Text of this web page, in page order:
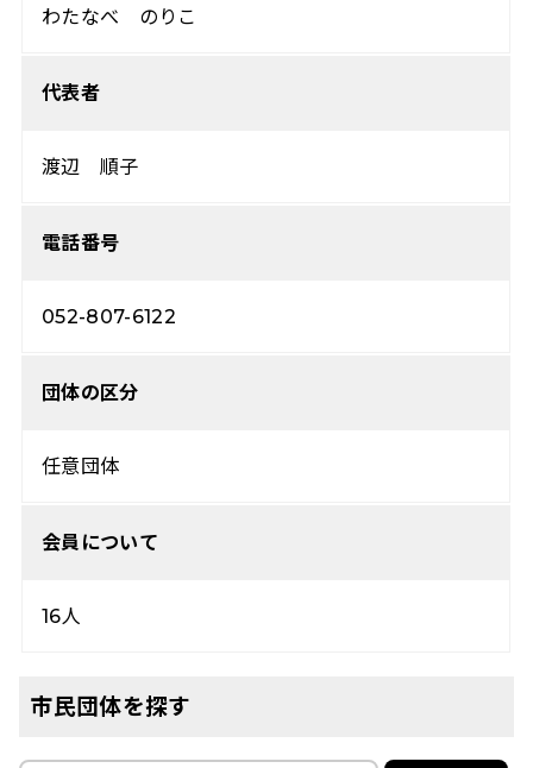
わたなべ のりこ
代表者
渡辺 順子
電話番号
052-807-6122
団体の区分
任意団体
会員について
16人
市民団体を探す